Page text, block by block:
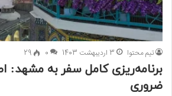
تیم محتوا 3 اردیبهشت 1403 0
29
برنامه‌ریزی کامل سفر به مشهد:
ضروری